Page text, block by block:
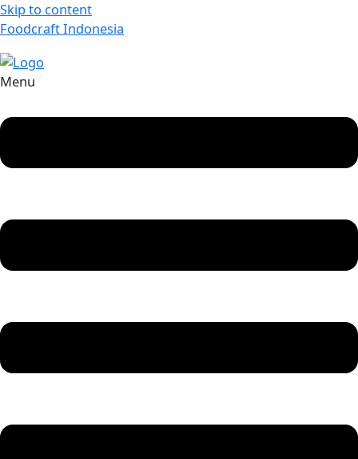
Skip to content
Foodcraft Indonesia
Menu